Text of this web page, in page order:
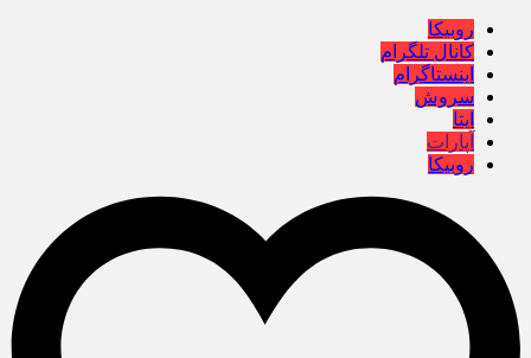
روبیکا
کانال تلگرام
اینستاگرام
سروش
ایتا
آپارات
روبیکا